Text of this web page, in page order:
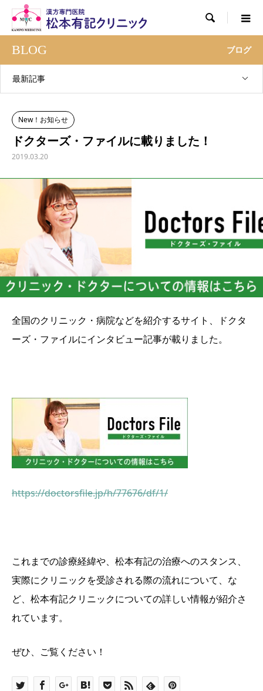

BLOG ブログ
最新記事
New！お知らせ
ドクターズ・ファイルに載りました！
2019.03.20
全国のクリニック・病院などを紹介するサイト、ドクタ
ーズ・ファイルにインタビュー記事が載りました。
https://doctorsfile.jp/h/77676/df/1/
これまでの診療経緯や、松本有記の治療へのスタンス、
実際にクリニックを受診される際の流れについて、な
ど、松本有記クリニックについての詳しい情報が紹介さ
れています。
ぜひ、ご覧ください！